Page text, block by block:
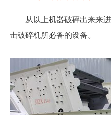
从以上机器破碎出来来
击破碎机所必备的设备。